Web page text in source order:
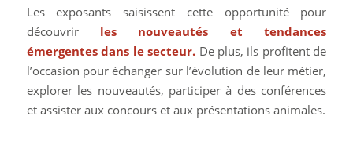
Les exposants saisissent cette opportunité pour
découvrirles nouveautés et tendances
émergentes dans le secteur. De plus, ils profitent de
l’occasion pour échanger sur l’évolution de leur métier,
explorer les nouveautés, participer à des conférences
et assister aux concours et aux présentations animales.